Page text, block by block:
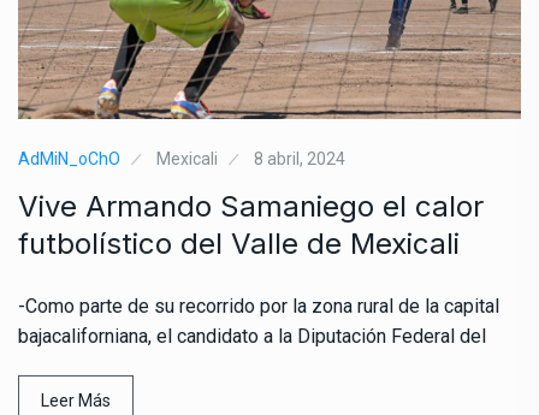
AdMiN_oChO Mexicali 8 abril, 2024
Vive Armando Samaniego el calor
futbolístico del Valle de Mexicali
-Como parte de su recorrido por la zona rural de la capital
bajacaliforniana, el candidato a la Diputación Federal del
Leer Más